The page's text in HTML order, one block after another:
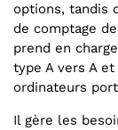
options, tandis
de comptage
prend en
type A vers A
ordinateurs
Il gère les